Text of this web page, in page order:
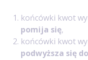
końcówki kwot
pomija się,
końcówki kwot
podwyższa się